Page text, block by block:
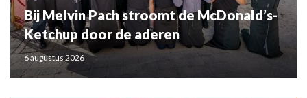
Bij Melvin Pach stroomt de McDonald’s-
Ketchup door de aderen
6 augustus 2026